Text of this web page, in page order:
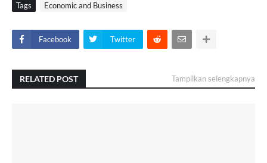
Tags Economic and Business
Facebook Twitter
RELATED POST Tampilkan selengkapnya